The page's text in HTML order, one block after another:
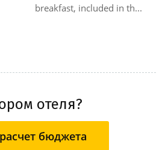
breakfast, included in th...
отеля?
бюджета